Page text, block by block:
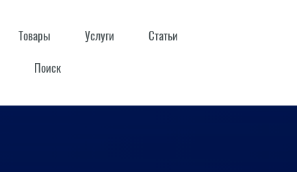
Товары Услуги Статьи
Поиск